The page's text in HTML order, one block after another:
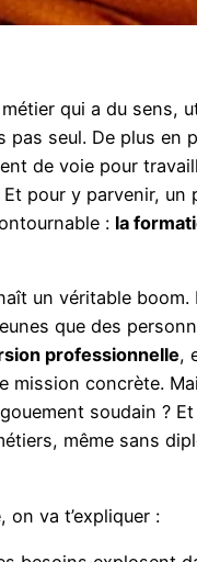
qui a du sens,
pas seul. De plus en
de voie pour
pour y parvenir, un
: la
un véritable boom.
que des
professionnelle,
mission concrète.
soudain ?
même sans
on va t’expliquer :